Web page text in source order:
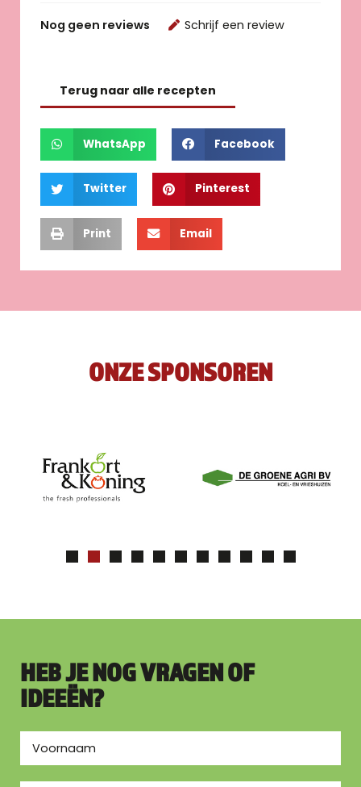
Nog geen reviews Schrijf een review
Terug naar alle recepten
WhatsApp Facebook
Twitter Pinterest
Print Email
ONZE SPONSOREN
HEB JE NOG VRAGEN OF
IDEEËN?